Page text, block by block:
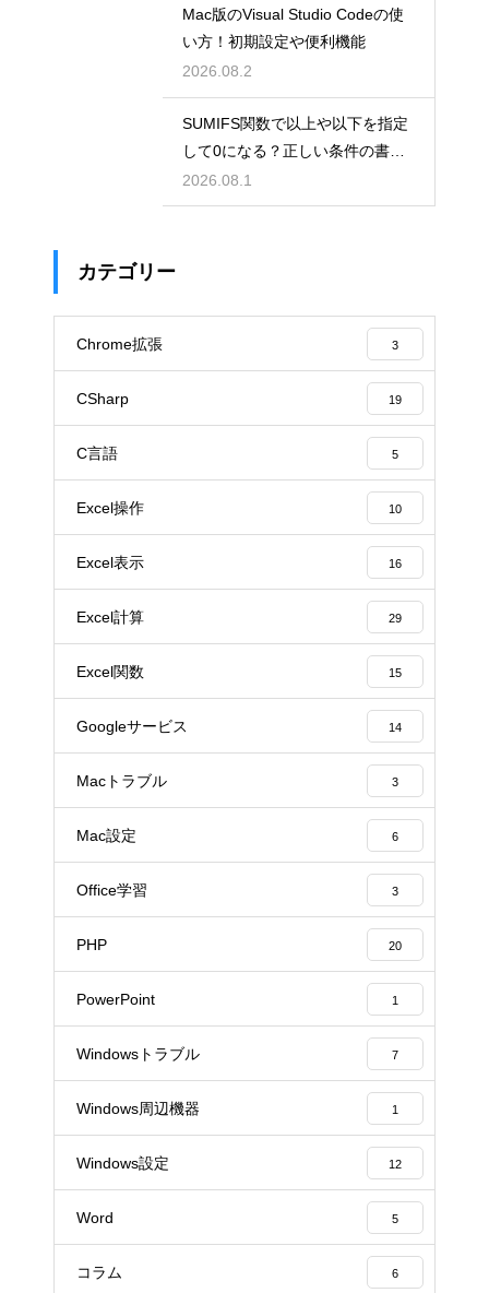
Mac版のVisual Studio Codeの使
い方！初期設定や便利機能
2026.08.2
SUMIFS関数で以上や以下を指定
して0になる？正しい条件の書き
方
2026.08.1
カテゴリー
Chrome拡張 3
CSharp 19
C言語 5
Excel操作 10
Excel表示 16
Excel計算 29
Excel関数 15
Googleサービス 14
Macトラブル 3
Mac設定 6
Office学習 3
PHP 20
PowerPoint 1
Windowsトラブル 7
Windows周辺機器 1
Windows設定 12
Word 5
コラム 6